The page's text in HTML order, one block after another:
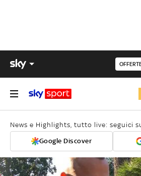
News e Highlights, tutto live: seguici
Google Discover